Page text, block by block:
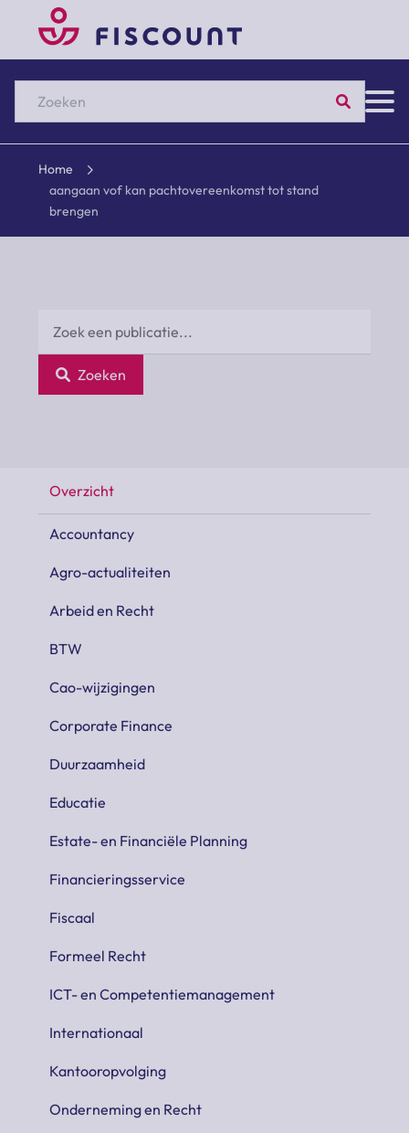
Zoeken
Home
aangaan vof kan pachtovereenkomst tot stand
brengen
Zoeken
Overzicht
Accountancy
Agro-actualiteiten
Arbeid en Recht
BTW
Cao-wijzigingen
Corporate Finance
Duurzaamheid
Educatie
Estate- en Financiële Planning
Financieringsservice
Fiscaal
Formeel Recht
ICT- en Competentiemanagement
Internationaal
Kantooropvolging
Onderneming en Recht